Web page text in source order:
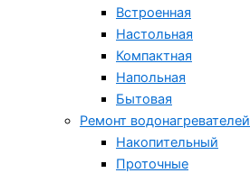
Встроенная
Настольная
Компактная
Напольная
Бытовая
Ремонт водонагревателей
Накопительный
Проточные